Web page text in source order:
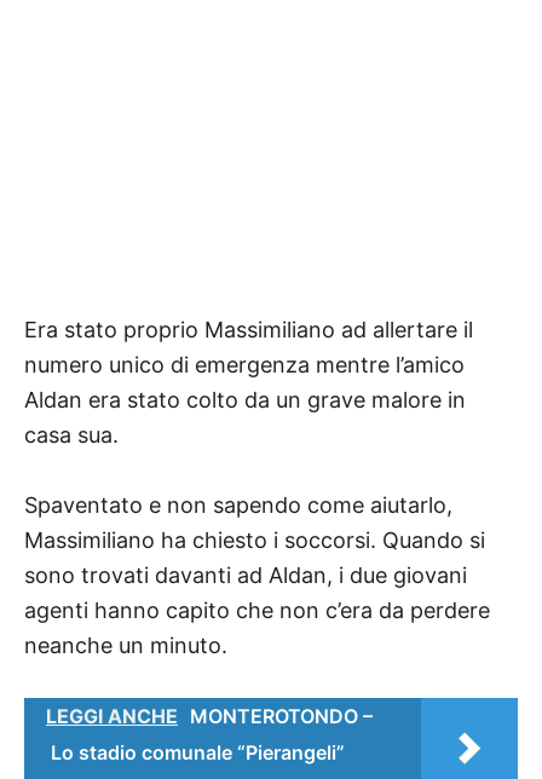
Era stato proprio Massimiliano ad allertare il
numero unico di emergenza mentre l’amico
Aldan era stato colto da un grave malore in
casa sua.
Spaventato e non sapendo come aiutarlo,
Massimiliano ha chiesto i soccorsi. Quando si
sono trovati davanti ad Aldan, i due giovani
agenti hanno capito che non c’era da perdere
neanche un minuto.
LEGGI ANCHE MONTEROTONDO –
Lo stadio comunale “Pierangeli”